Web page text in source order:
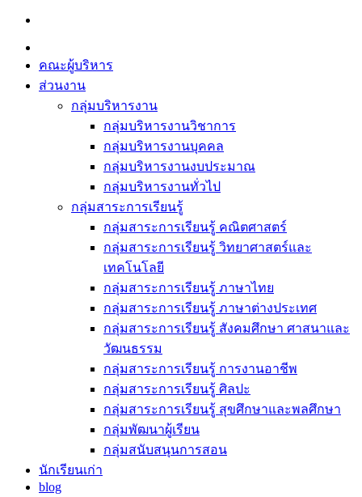
Skip
content
คณะผู้บริหาร
ส่วนงาน
กลุ่มบริหารงาน
กลุ่มบริหารงานวิชาการ
กลุ่มบริหารงานบุคคล
กลุ่มบริหารงานงบประมาณ
กลุ่มบริหารงานทั่วไป
กลุ่มสาระการเรียนรู้
กลุ่มสาระการเรียนรู้ คณิตศาสตร์
กลุ่มสาระการเรียนรู้ วิทยาศาสตร์และ
เทคโนโลยี
กลุ่มสาระการเรียนรู้ ภาษาไทย
กลุ่มสาระการเรียนรู้ ภาษาต่างประเทศ
กลุ่มสาระการเรียนรู้ สังคมศึกษา ศาสนาและ
วัฒนธรรม
กลุ่มสาระการเรียนรู้ การงานอาชีพ
กลุ่มสาระการเรียนรู้ ศิลปะ
กลุ่มสาระการเรียนรู้ สุขศึกษาและพลศึกษา
กลุ่มพัฒนาผู้เรียน
กลุ่มสนับสนุนการสอน
นักเรียนเก่า
blog